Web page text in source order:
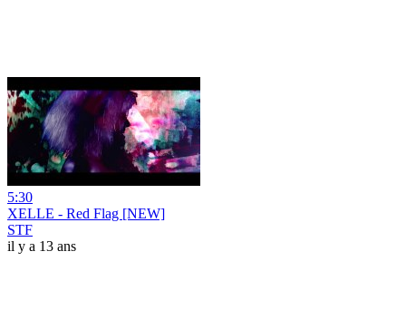
5:30
XELLE - Red Flag [NEW]
STF
il y a 13 ans